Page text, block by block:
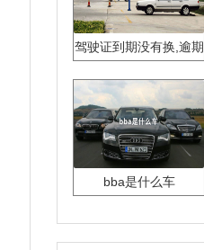
驾驶证到期没有换,逾期
bba是什么车